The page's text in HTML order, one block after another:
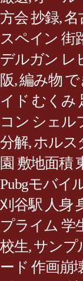
方会 抄録,名
スペイン 街
デルガン レ
阪,編み物
イド むくみ
コン シェル
分解,ホルス
園 敷地面積
Pubgモバイ
刈谷駅 人身
プライム 学
校生,サンプ
ード 作画崩